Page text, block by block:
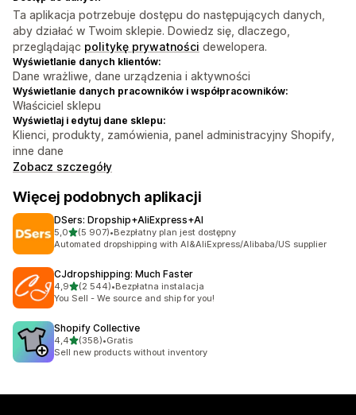
Ta aplikacja potrzebuje dostępu do następujących danych,
aby działać w Twoim sklepie. Dowiedz się, dlaczego,
przeglądając politykę prywatności dewelopera.
Wyświetlanie danych klientów:
Dane wrażliwe, dane urządzenia i aktywności
Wyświetlanie danych pracowników i współpracowników:
Właściciel sklepu
Wyświetlaj i edytuj dane sklepu:
Klienci, produkty, zamówienia, panel administracyjny Shopify,
inne dane
Zobacz szczegóły
Więcej podobnych aplikacji
DSers: Dropship+AliExpress+AI
5,0na 5 gwiazdek
(5 907)
Łączna liczba recenzji: 5907
•Bezpłatny plan jest dostępny
Automated dropshipping with AI&AliExpress/Alibaba/US supplier
CJdropshipping: Much Faster
4,9na 5 gwiazdek
(2 544)
Łączna liczba recenzji: 2544
•Bezpłatna instalacja
You Sell - We source and ship for you!
Shopify Collective
4,4na 5 gwiazdek
(358)
Łączna liczba recenzji: 358
•Gratis
Sell new products without inventory